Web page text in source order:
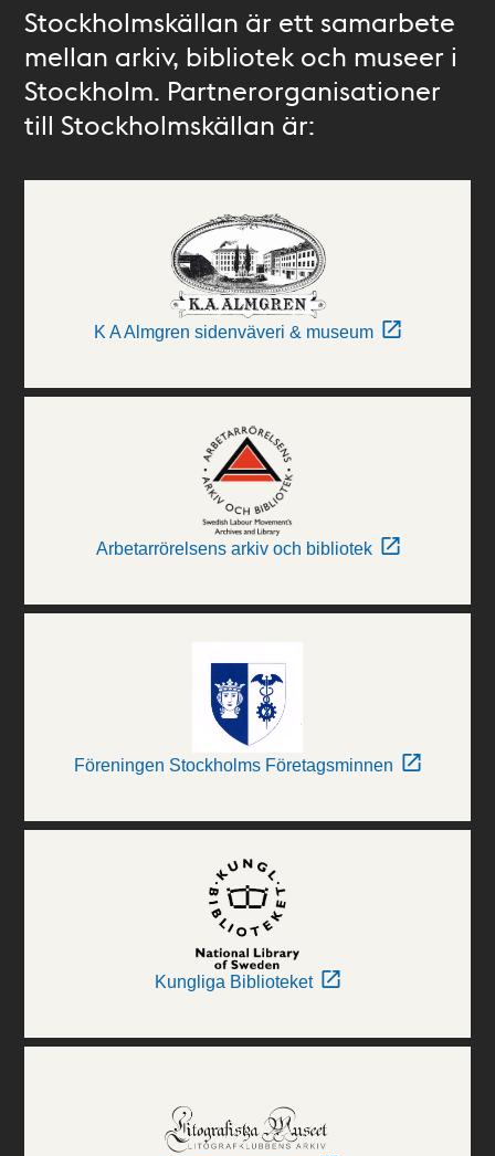
Stockholmskällan är ett samarbete
mellan arkiv, bibliotek och museer i
Stockholm. Partnerorganisationer
till Stockholmskällan är:
K A Almgren sidenväveri & museum
Arbetarrörelsens arkiv och bibliotek
Föreningen Stockholms Företagsminnen
Kungliga Biblioteket